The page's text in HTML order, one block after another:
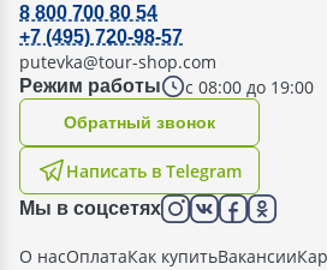
Режим работы с 08:00 до 19:00
8 800 700 80 54
+7 (495) 720-98-57
putevka@tour-shop.com
Написать в Telegram
Oбратный звонок
Мы в соцсетях
О насОплатаКак купитьВакансии